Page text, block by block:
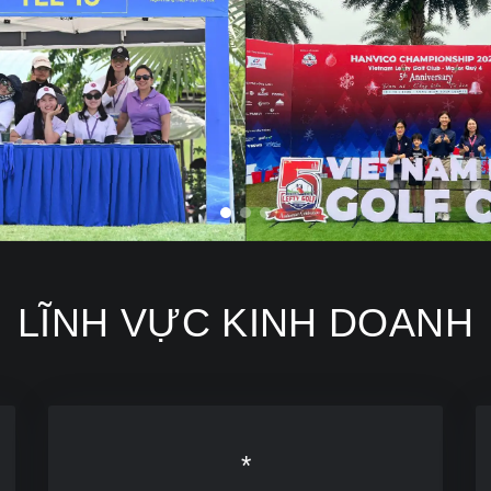
LĨNH VỰC KINH DOANH
*